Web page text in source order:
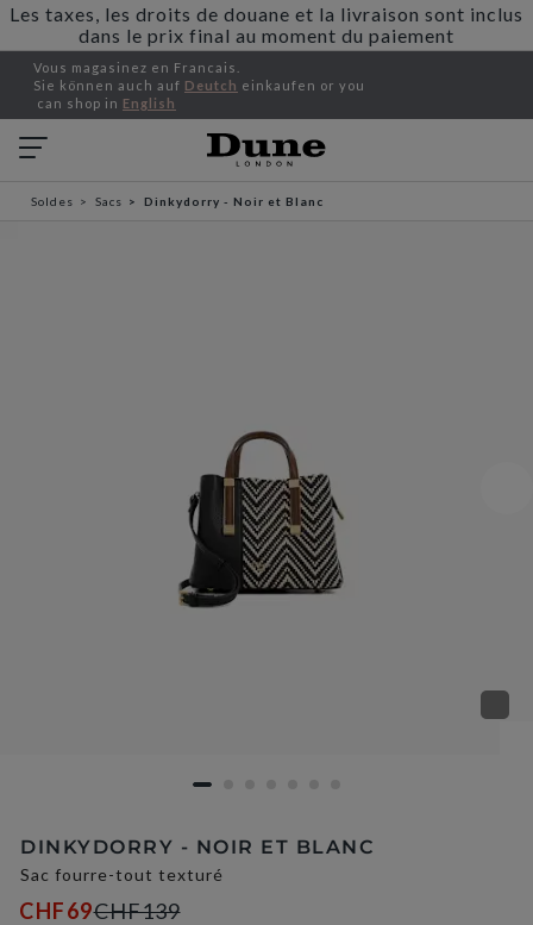
Les taxes, les droits de douane et la livraison sont inclus
dans le prix final au moment du paiement
Vous magasinez en Francais.
Sie können auch auf Deutch einkaufen or you
can shop in English
Soldes Sacs Dinkydorry - Noir et Blanc
DINKYDORRY - NOIR ET BLANC
Sac fourre-tout texturé
CHF69CHF139